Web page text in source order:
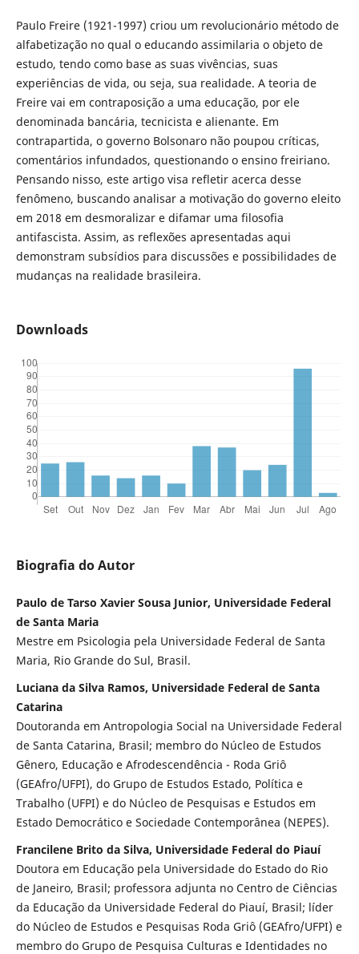
Paulo Freire (1921-1997) criou um revolucionário método de
alfabetização no qual o educando assimilaria o objeto de
estudo, tendo como base as suas vivências, suas
experiências de vida, ou seja, sua realidade. A teoria de
Freire vai em contraposição a uma educação, por ele
denominada bancária, tecnicista e alienante. Em
contrapartida, o governo Bolsonaro não poupou críticas,
comentários infundados, questionando o ensino freiriano.
Pensando nisso, este artigo visa refletir acerca desse
fenômeno, buscando analisar a motivação do governo eleito
em 2018 em desmoralizar e difamar uma filosofia
antifascista. Assim, as reflexões apresentadas aqui
demonstram subsídios para discussões e possibilidades de
mudanças na realidade brasileira.
Downloads
Biografia do Autor
Paulo de Tarso Xavier Sousa Junior, Universidade Federal
de Santa Maria
Mestre em Psicologia pela Universidade Federal de Santa
Maria, Rio Grande do Sul, Brasil.
Luciana da Silva Ramos, Universidade Federal de Santa
Catarina
Doutoranda em Antropologia Social na Universidade Federal
de Santa Catarina, Brasil; membro do Núcleo de Estudos
Gênero, Educação e Afrodescendência - Roda Griô
(GEAfro/UFPI), do Grupo de Estudos Estado, Política e
Trabalho (UFPI) e do Núcleo de Pesquisas e Estudos em
Estado Democrático e Sociedade Contemporânea (NEPES).
Francilene Brito da Silva, Universidade Federal do Piauí
Doutora em Educação pela Universidade do Estado do Rio
de Janeiro, Brasil; professora adjunta no Centro de Ciências
da Educação da Universidade Federal do Piauí, Brasil; líder
do Núcleo de Estudos e Pesquisas Roda Griô (GEAfro/UFPI) e
membro do Grupo de Pesquisa Culturas e Identidades no